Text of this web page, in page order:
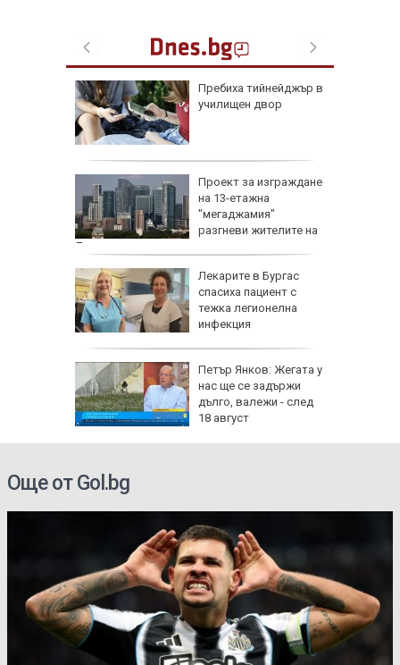
Пребиха тийнейджър в
училищен двор
Проект за изграждане
на 13-етажна
"мегаджамия"
разгневи жителите на
Лондон
Лекарите в Бургас
спасиха пациент с
тежка легионелна
инфекция
Петър Янков: Жегата у
нас ще се задържи
дълго, валежи - след
18 август
Още от Gol.bg